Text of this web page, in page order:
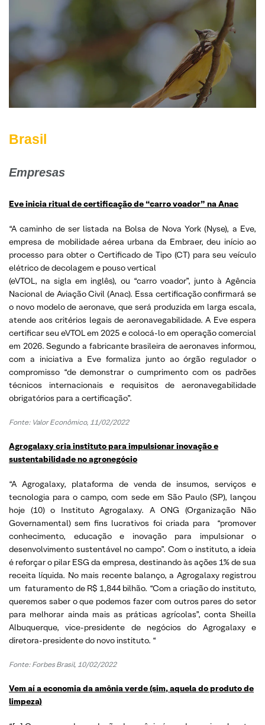
Brasil
Empresas
Eve inicia ritual de certificação de “carro voador” na Anac
“A caminho de ser listada na Bolsa de Nova York (Nyse), a Eve,
empresa de mobilidade aérea urbana da Embraer, deu início ao
processo para obter o Certificado de Tipo (CT) para seu veículo
elétrico de decolagem e pouso vertical
(eVTOL, na sigla em inglês), ou “carro voador”, junto à Agência
Nacional de Aviação Civil (Anac). Essa certificação confirmará se
o novo modelo de aeronave, que será produzida em larga escala,
atende aos critérios legais de aeronavegabilidade. A Eve espera
certificar seu eVTOL em 2025 e colocá-lo em operação comercial
em 2026. Segundo a fabricante brasileira de aeronaves informou,
com a iniciativa a Eve formaliza junto ao órgão regulador o
compromisso “de demonstrar o cumprimento com os padrões
técnicos internacionais e requisitos de aeronavegabilidade
obrigatórios para a certificação”.
Fonte: Valor Econômico, 11/02/2022
Agrogalaxy cria instituto para impulsionar inovação e
sustentabilidade no agronegócio
“A Agrogalaxy, plataforma de venda de insumos, serviços e
tecnologia para o campo, com sede em São Paulo (SP), lançou
hoje (10) o Instituto Agrogalaxy. A ONG (Organização Não
Governamental) sem fins lucrativos foi criada para “promover
conhecimento, educação e inovação para impulsionar o
desenvolvimento sustentável no campo”. Com o instituto, a ideia
é reforçar o pilar ESG da empresa, destinando às ações 1% de sua
receita líquida. No mais recente balanço, a Agrogalaxy registrou
um faturamento de R$ 1,844 bilhão. “Com a criação do instituto,
queremos saber o que podemos fazer com outros pares do setor
para melhorar ainda mais as práticas agrícolas”, conta Sheilla
Albuquerque, vice-presidente de negócios do Agrogalaxy e
diretora-presidente do novo instituto. “
Fonte: Forbes Brasil, 10/02/2022
Vem aí a economia da amônia verde (sim, aquela do produto de
limpeza)